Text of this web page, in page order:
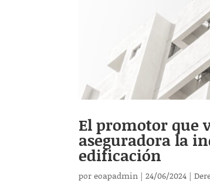
El promotor que
aseguradora la
edificación
poreoapadmin |24/06/2024 |